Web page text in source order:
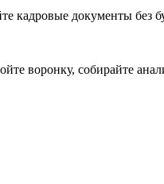
кадровые документы без
воронку, собирайте